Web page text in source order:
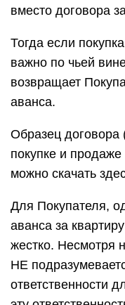
вместо договора
Тогда если
важно по чьей
возвращает
аванса.
Образец договора
покупке и
можно скачать
Для Покупателя,
аванса за
жестко. Несмотря
НЕ
ответственности